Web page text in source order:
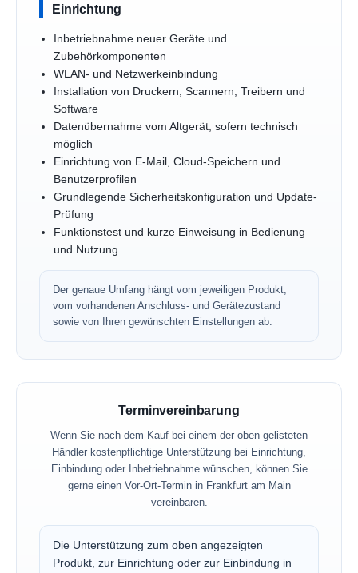
Einrichtung
Inbetriebnahme neuer Geräte und
Zubehörkomponenten
WLAN- und Netzwerkeinbindung
Installation von Druckern, Scannern, Treibern und
Software
Datenübernahme vom Altgerät, sofern technisch
möglich
Einrichtung von E-Mail, Cloud-Speichern und
Benutzerprofilen
Grundlegende Sicherheitskonfiguration und Update-
Prüfung
Funktionstest und kurze Einweisung in Bedienung
und Nutzung
Der genaue Umfang hängt vom jeweiligen Produkt,
vom vorhandenen Anschluss- und Gerätezustand
sowie von Ihren gewünschten Einstellungen ab.
Terminvereinbarung
Wenn Sie nach dem Kauf bei einem der oben gelisteten
Händler kostenpflichtige Unterstützung bei Einrichtung,
Einbindung oder Inbetriebnahme wünschen, können Sie
gerne einen Vor-Ort-Termin in Frankfurt am Main
vereinbaren.
Die Unterstützung zum oben angezeigten
Produkt, zur Einrichtung oder zur Einbindung in